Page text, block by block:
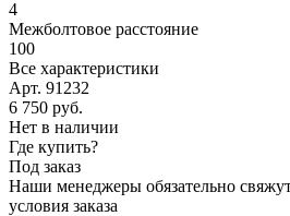
4
Межболтовое расстояние
100
Все характеристики
Арт. 91232
6 750 руб.
Нет в наличии
Где купить?
Под заказ
Наши менеджеры обязательно
условия заказа